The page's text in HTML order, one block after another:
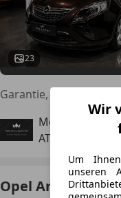
23
Mobilwerk e.U.
AT-2401
Opel Antara
Wir
Um
unseren